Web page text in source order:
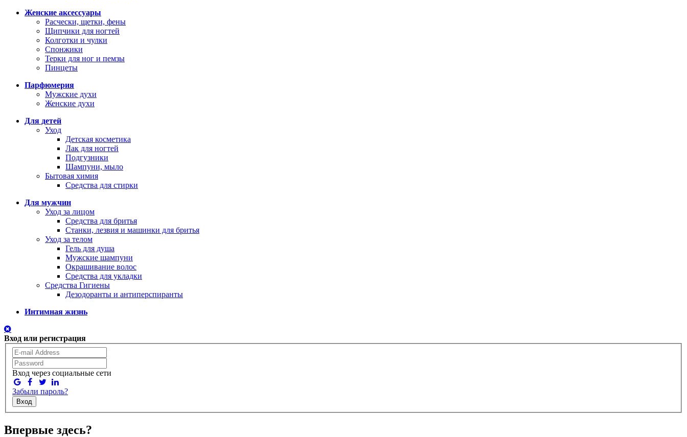
Женские аксессуары
Расчески, щетки, фены
Щипчики для ногтей
Колготки и чулки
Спонжики
Терки для ног и пемзы
Пинцеты
Парфюмерия
Мужские духи
Женские духи
Для детей
Уход
Детская косметика
Лак для ногтей
Подгузники
Шампуни, мыло
Бытовая химия
Средства для стирки
Для мужчин
Уход за лицом
Средства для бритья
Станки, лезвия и машинки для бритья
Уход за телом
Гель для душа
Мужские шампуни
Окрашивание волос
Средства для укладки
Средства Гигиены
Дезодоранты и антиперспиранты
Интимная жизнь
Вход или регистрация
Вход через социальные сети
Забыли пароль?
Вход
Впервые здесь?